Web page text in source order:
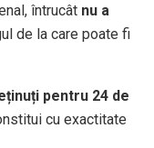
întrucât nu a
de la care poate fi
pentru 24 de
cu exactitate